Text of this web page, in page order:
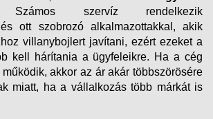
szervíz rendelkezik
ott szobrozó alkalmazottakkal, akik
villanybojlert javítani, ezért ezeket a
kell hárítania a ügyfeleikre. Ha a cég
akkor az ár akár többszörösére
miatt, ha a vállalkozás több márkát is